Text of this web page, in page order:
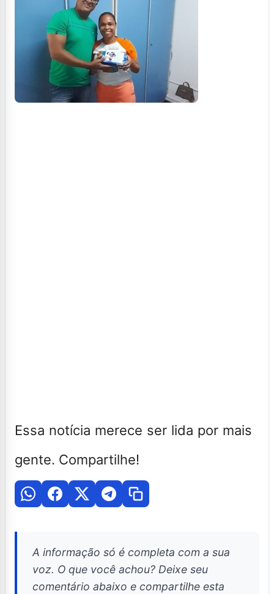
Essa notícia merece ser lida por mais
gente. Compartilhe!
A informação só é completa com a sua
voz. O que você achou? Deixe seu
comentário abaixo e compartilhe esta